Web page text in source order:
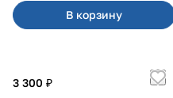
В корзину
3 300 ₽